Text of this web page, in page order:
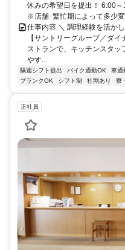
休みの希望日を提出！ 6:00
※店舗･繁忙期によって多少
仕事内容 ＼ 調理経験を活か
【サントリーグループ／ダ
ストランで、キッチンスタッ
やす...
隔週シフト提出 バイク通勤OK 車通
ブランクOK
シフト制 社割あり 寮
正社員